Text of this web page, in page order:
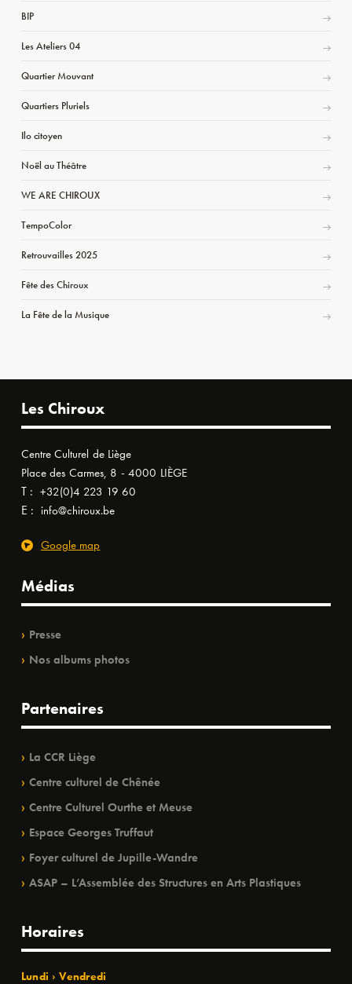
BIP
Les Ateliers 04
Quartier Mouvant
Quartiers Pluriels
Ilo citoyen
Noël au Théâtre
WE ARE CHIROUX
TempoColor
Retrouvailles 2025
Fête des Chiroux
La Fête de la Musique
Les Chiroux
Centre Culturel de Liège
Place des Carmes, 8 - 4000 LIÈGE
T : +32(0)4 223 19 60
E : info@chiroux.be
Google map
Médias
Presse
Nos albums photos
Partenaires
La CCR Liège
Centre culturel de Chênée
Centre Culturel Ourthe et Meuse
Espace Georges Truffaut
Foyer culturel de Jupille-Wandre
ASAP – L’Assemblée des Structures en Arts Plastiques
Horaires
Lundi › Vendredi